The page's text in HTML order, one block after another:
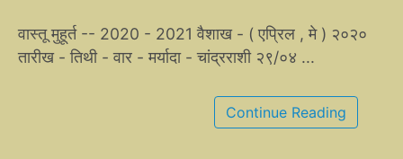
वास्तू मुहूर्त -- 2020 - 2021 वैशाख - ( एप्रिल , मे ) २०२०
तारीख - तिथी - वार - मर्यादा - चांद्रराशी २९/०४ ...
Continue Reading